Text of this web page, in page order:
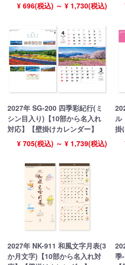
¥ 696(税込) ～ ¥ 1,730(税込)
2027年 SG-200 四季彩紀行(ミ
シン目入り)【10部から名入れ
対応】【壁掛けカレンダー】
¥ 705(税込) ～ ¥ 1,739(税込)
ル
掛
2027年 NK-911 和風文字月表(3
か月文字)【10部から名入れ対
季